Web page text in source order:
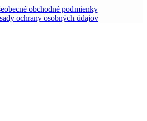
obchodné podmienky
ochrany osobných údajov